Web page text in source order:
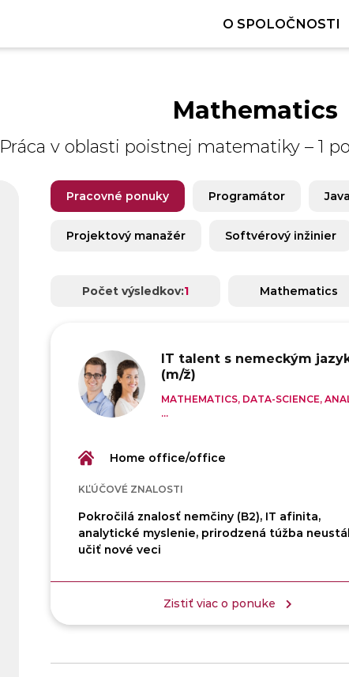
O SPOLOČNOSTI
Mathematics
Práca v oblasti poistnej matematiky –1
Pracovné ponuky Programátor
Projektový manažér Softvérový inžinier
Počet výsledkov:1 Mathematics
IT talent s nemeckým
(m/ž)
MATHEMATICS, DATA-SCIENCE,
...
Home office/office
KĽÚČOVÉ ZNALOSTI
Pokročilá znalosť nemčiny (B2), IT afinita,
analytické myslenie, prirodzená túžba
učiť nové veci
Zistiť viac o ponuke